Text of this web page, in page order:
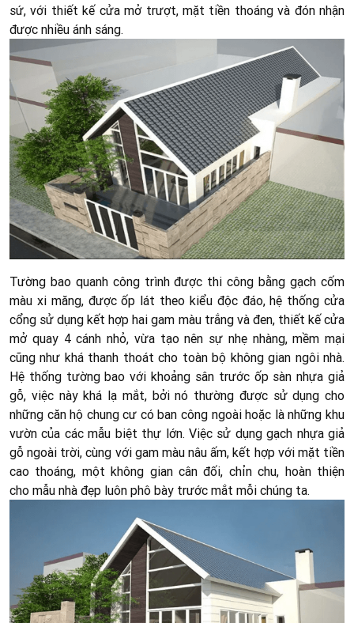
sứ, với thiết kế cửa mở trượt, mặt tiền thoáng và đón nhận
được nhiều ánh sáng.
Tường bao quanh công trình được thi công bằng gạch cốm
màu xi măng, được ốp lát theo kiểu độc đáo, hệ thống cửa
cổng sử dụng kết hợp hai gam màu trắng và đen, thiết kế cửa
mở quay 4 cánh nhỏ, vừa tạo nên sự nhẹ nhàng, mềm mại
cũng như khá thanh thoát cho toàn bộ không gian ngôi nhà.
Hệ thống tường bao với khoảng sân trước ốp sàn nhựa giả
gỗ, việc này khá lạ mắt, bởi nó thường được sử dụng cho
những căn hộ chung cư có ban công ngoài hoặc là những khu
vườn của các mẫu biệt thự lớn. Việc sử dụng gạch nhựa giả
gỗ ngoài trời, cùng với gam màu nâu ấm, kết hợp với mặt tiền
cao thoáng, một không gian cân đối, chỉn chu, hoàn thiện
cho mẫu nhà đẹp luôn phô bày trước mắt mỗi chúng ta.